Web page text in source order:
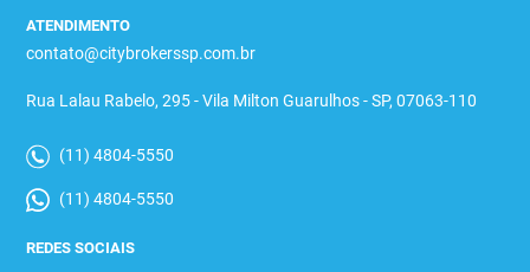
ATENDIMENTO
contato@citybrokerssp.com.br
Rua Lalau Rabelo, 295 - Vila Milton Guarulhos - SP, 07063-110
(11) 4804-5550
(11) 4804-5550
REDES SOCIAIS